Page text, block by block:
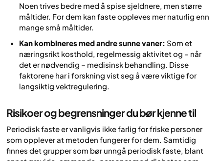
Noen trives bedre med å spise sjeldnere, men større
måltider. For dem kan faste oppleves mer naturlig enn
mange små måltider.
Kan kombineres med andre sunne vaner: Som et
næringsrikt kosthold, regelmessig aktivitet og – når
det er nødvendig – medisinsk behandling. Disse
faktorene har i forskning vist seg å være viktige for
langsiktig vektregulering.
Risikoer og begrensninger du bør kjenne til
Periodisk faste er vanligvis ikke farlig for friske personer
som opplever at metoden fungerer for dem. Samtidig
finnes det grupper som bør unngå periodisk faste, blant